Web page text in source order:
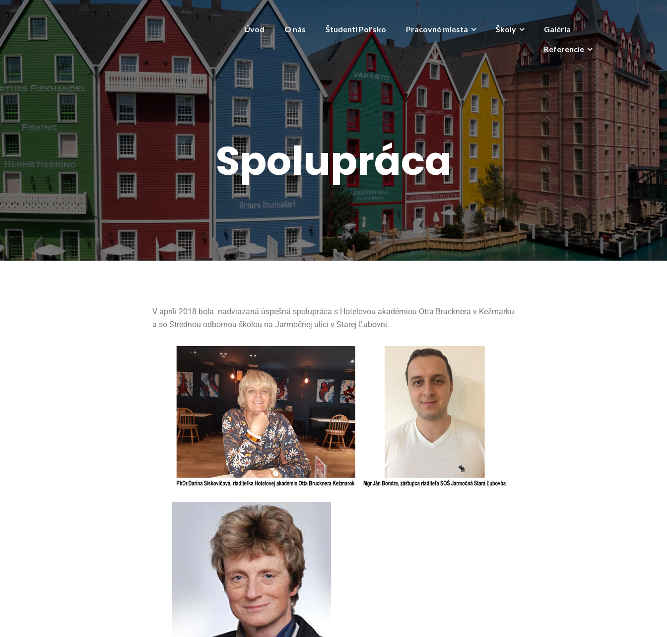
Úvod O nás Študenti Poľsko Pracovné miesta Školy Galéria
Referencie
Spolupráca
V apríli 2018 bola nadviazaná úspešná spolupráca s Hotelovou akadémiou Otta Brucknera v Kežmarku
a so Strednou odbornou školou na Jarmočnej ulici v Starej Ľubovni.